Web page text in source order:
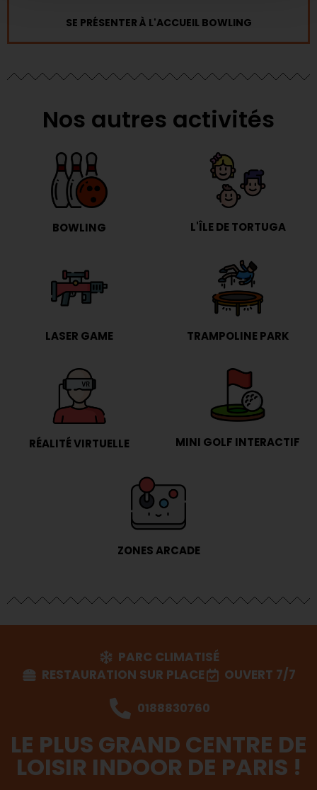
SE PRÉSENTER À L'ACCUEIL BOWLING
Nos autres activités
BOWLING L'ÎLE DE TORTUGA
LASER GAME TRAMPOLINE PARK
RÉALITÉ VIRTUELLE MINI GOLF INTERACTIF
ZONES ARCADE
PARC CLIMATISÉ
RESTAURATION SUR PLACE
OUVERT 7/7
0188830760
LE PLUS GRAND CENTRE DE
LOISIR INDOOR DE PARIS !